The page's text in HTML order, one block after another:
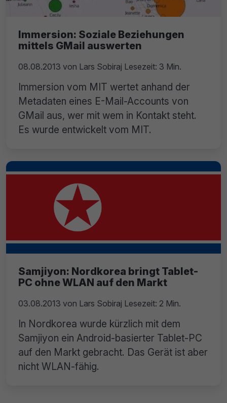
Immersion: Soziale Beziehungen
mittels GMail auswerten
08.08.2013 von Lars Sobiraj Lesezeit: 3 Min.
Immersion vom MIT wertet anhand der
Metadaten eines E-Mail-Accounts von
GMail aus, wer mit wem in Kontakt steht.
Es wurde entwickelt vom MIT.
Samjiyon: Nordkorea bringt Tablet-
PC ohne WLAN auf den Markt
03.08.2013 von Lars Sobiraj Lesezeit: 2 Min.
In Nordkorea wurde kürzlich mit dem
Samjiyon ein Android-basierter Tablet-PC
auf den Markt gebracht. Das Gerät ist aber
nicht WLAN-fähig.